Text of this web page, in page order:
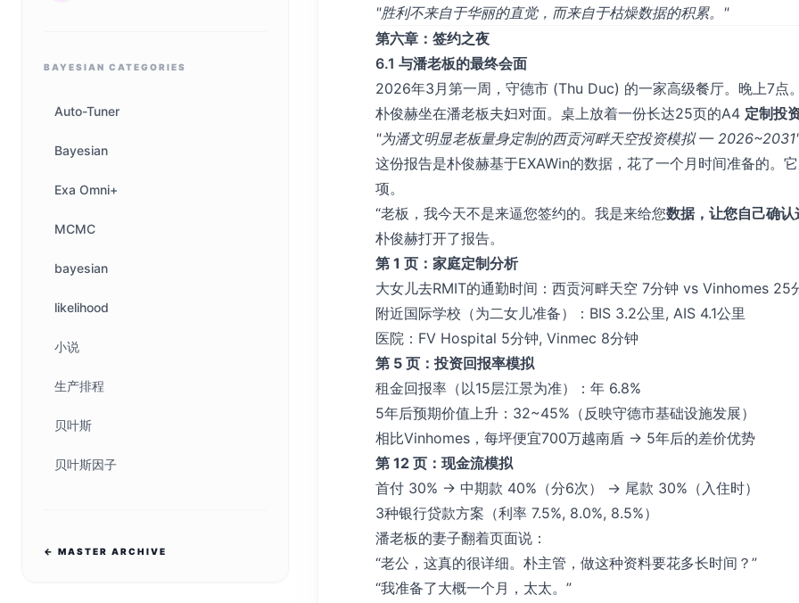
BAYESIAN CATEGORIES
Auto-Tuner
Bayesian
Exa Omni+
MCMC
bayesian
likelihood
小说
生产排程
贝叶斯
贝叶斯因子
← MASTER ARCHIVE
"胜利不来自于华丽的直觉，而来自于枯燥数据的积累。"
第六章：签约之夜
6.1 与潘老板的最终会面
2026年3月第一周，守德市 (Thu Duc) 的一家高级餐厅。晚上7点
朴俊赫坐在潘老板夫妇对面。桌上放着一份长达25页的A4 定制投
"为潘文明显老板量身定制的西贡河畔天空投资模拟 —
这份报告是朴俊赫基于EXAWin的数据，花了一个月时间准备的。
项。
“老板，我今天不是来逼您签约的。我是来给您数据，让您自己确
朴俊赫打开了报告。
第 1 页：家庭定制分析
大女儿去RMIT的通勤时间：西贡河畔天空 7分钟 vs Vinhomes 25
附近国际学校（为二女儿准备）：BIS 3.2公里, AIS 4.1公里
医院：FV Hospital 5分钟, Vinmec 8分钟
第 5 页：投资回报率模拟
租金回报率（以15层江景为准）：年 6.8%
5年后预期价值上升：32~45%（反映守德市基础设施发展）
相比Vinhomes，每坪便宜700万越南盾 → 5年后的差价优势
第 12 页：现金流模拟
首付 30% → 中期款 40%（分6次） → 尾款 30%（入住时）
3种银行贷款方案（利率 7.5%, 8.0%, 8.5%）
潘老板的妻子翻着页面说：
“老公，这真的很详细。朴主管，做这种资料要花多长时间？”
“我准备了大概一个月，太太。”